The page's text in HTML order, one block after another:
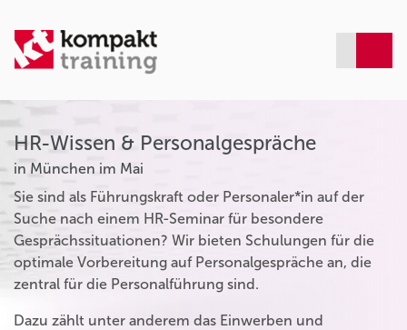
HR-Wissen & Personalgespräche
in München im Mai
Sie sind als Führungskraft oder Personaler*in auf der
Suche nach einem HR-Seminar für besondere
Gesprächssituationen? Wir bieten Schulungen für die
optimale Vorbereitung auf Personalgespräche an, die
zentral für die Personalführung sind.
Dazu zählt unter anderem das Einwerben und